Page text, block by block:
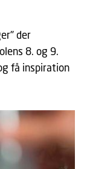
der
8. og 9.
få inspiration